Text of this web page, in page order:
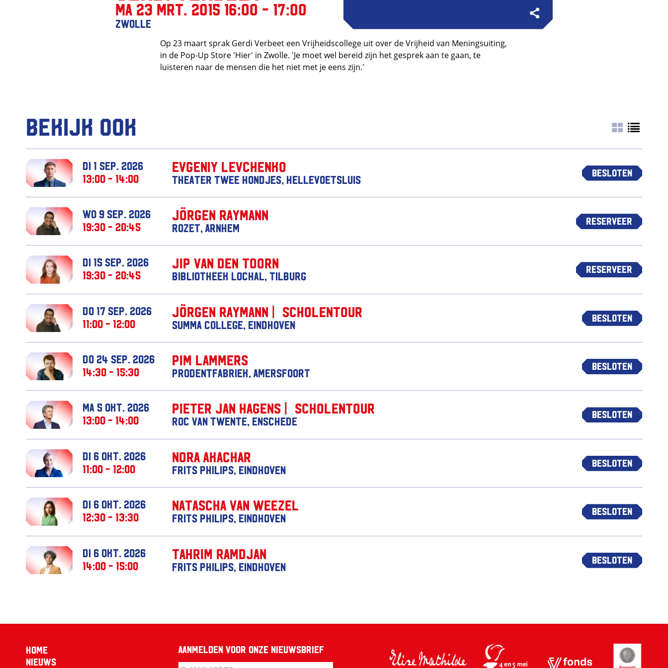
ma 23 mrt. 2015 16:00 - 17:00
Zwolle
Op 23 maart sprak Gerdi Verbeet een Vrijheidscollege uit over de Vrijheid van Meningsuiting,
in de Pop-Up Store 'Hier' in Zwolle. 'Je moet wel bereid zijn het gesprek aan te gaan, te
luisteren naar de mensen die het niet met je eens zijn.'
Bekijk ook
Evgeniy Levchenko
Theater Twee Hondjes, Hellevoetsluis
di 1 sep. 2026
13:00 - 14:00
Besloten
Jörgen Raymann
Rozet, Arnhem
wo 9 sep. 2026
19:30 - 20:45
Reserveer
Jip van den Toorn
Bibliotheek Lochal, Tilburg
di 15 sep. 2026
19:30 - 20:45
Reserveer
Jörgen Raymann | Scholentour
Summa College, Eindhoven
do 17 sep. 2026
11:00 - 12:00
Besloten
Pim Lammers
Prodentfabriek, Amersfoort
do 24 sep. 2026
14:30 - 15:30
Besloten
Pieter Jan Hagens | Scholentour
ROC van Twente, Enschede
ma 5 okt. 2026
13:00 - 14:00
Besloten
Nora Akachar
Frits Philips, Eindhoven
di 6 okt. 2026
11:00 - 12:00
Besloten
Natascha van Weezel
Frits Philips, Eindhoven
di 6 okt. 2026
12:30 - 13:30
Besloten
Tahrim Ramdjan
Frits Philips, Eindhoven
di 6 okt. 2026
14:00 - 15:00
Besloten
Home
Nieuws
Aanmelden voor onze nieuwsbrief